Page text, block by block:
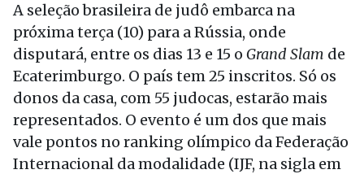
A seleção brasileira de judô embarca na
próxima terça (10) para a Rússia, onde
disputará, entre os dias 13 e 15 o Grand Slam de
Ecaterimburgo. O país tem 25 inscritos. Só os
donos da casa, com 55 judocas, estarão mais
representados. O evento é um dos que mais
vale pontos no ranking olímpico da Federação
Internacional da modalidade (IJF, na sigla em